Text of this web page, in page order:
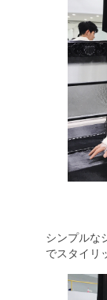
シンプルな
でスタイリ